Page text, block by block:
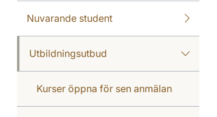
Nuvarande student
Utbildningsutbud
Kurser öppna för sen anmälan